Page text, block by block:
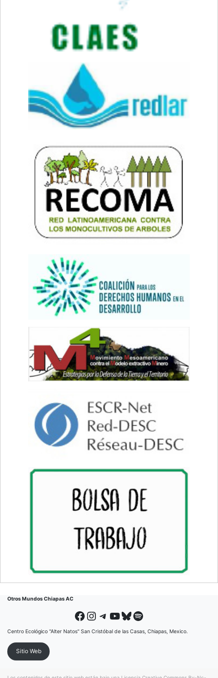
Otros Mundos Chiapas AC
Facebook Instagram Telegram YouTube Bluesky Spotify
Centro Ecológico "Alter Natos" San Cristóbal de las Casas, Chiapas, Mexico.
Sitio Web